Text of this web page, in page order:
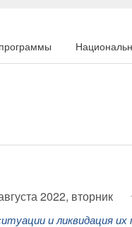
2022, вторник
и ликвидация их